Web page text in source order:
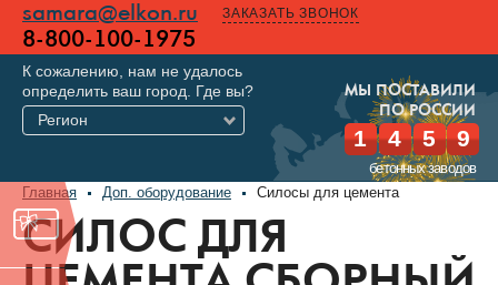
samara@elkon.ru
8-800-100-1975
ЗАКАЗАТЬ ЗВОНОК
МЫ ПОСТАВИЛИ
ПО РОССИИ
1 4 5 9
бетонных заводов
К сожалению, нам не удалось
определить ваш город. Где вы?
Регион
Главная Доп. оборудование Силосы для цемента
СИЛОС ДЛЯ